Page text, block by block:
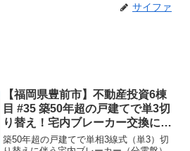
サイファ
【福岡県豊前市】不動産投資6棟
目 #35 築50年超の戸建てで単3切
り替え！宅内ブレーカー交換に
DIYで挑戦
築50年超の戸建てで単相3線式（単3）切